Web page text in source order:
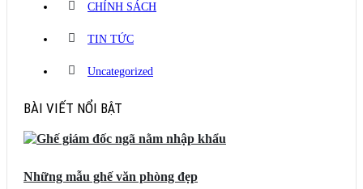
CHÍNH SÁCH
TIN TỨC
Uncategorized
BÀI VIẾT NỔI BẬT
Những mẫu ghế văn phòng đẹp